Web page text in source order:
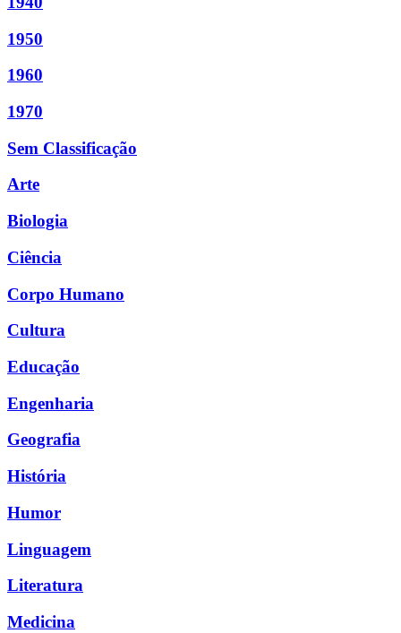
1950
1960
1970
Sem Classificação
Arte
Biologia
Ciência
Corpo Humano
Cultura
Educação
Engenharia
Geografia
História
Humor
Linguagem
Literatura
Medicina